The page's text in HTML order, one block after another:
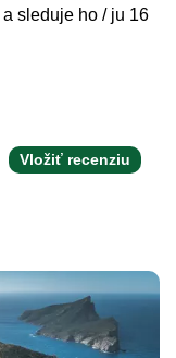
a sleduje ho / ju 16
Vložiť recenziu